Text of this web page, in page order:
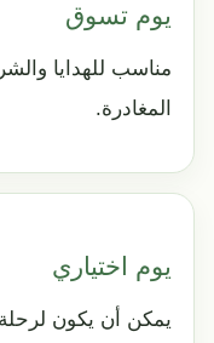
يوم تسوق
مناسب للهدايا
المغادرة.
يوم اختياري
يمكن أن يكون